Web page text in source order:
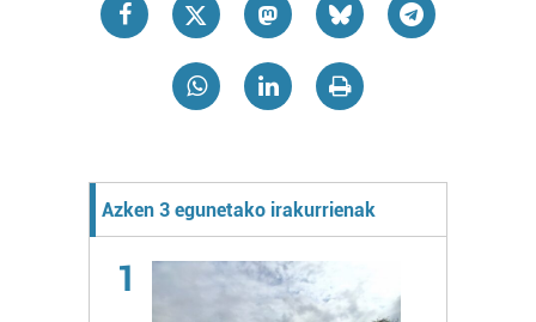
Azken 3 egunetako irakurrienak
1